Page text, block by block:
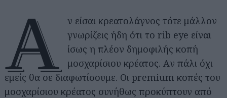
Α
ν είσαι κρεατολάγνος τότε μάλλον
γνωρίζεις ήδη ότι το rib eye είναι
ίσως η πλέον δημοφιλής κοπή
μοσχαρίσιου κρέατος. Aν πάλι όχι
εμείς θα σε διαφωτίσουμε. Οι premium κοπές του
μοσχαρίσιου κρέατος συνήθως προκύπτουν από